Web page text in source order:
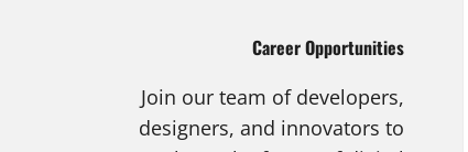
Career Opportunities
Join our team of developers,
designers, and innovators to